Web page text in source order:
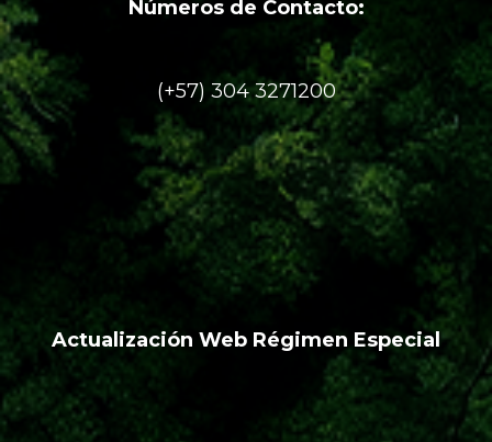
Números de Contacto:
(+57) 304 3271200
Actualización Web Régimen Especial